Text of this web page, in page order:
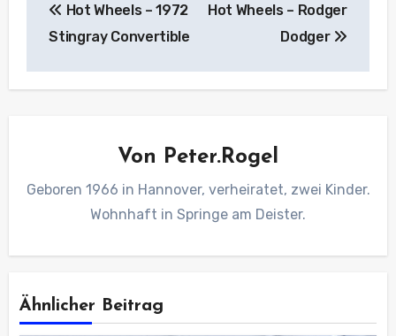
Hot Wheels – 1972
Stingray Convertible
Hot Wheels – Rodger
Dodger
Von Peter.Rogel
Geboren 1966 in Hannover, verheiratet, zwei Kinder.
Wohnhaft in Springe am Deister.
Ähnlicher Beitrag